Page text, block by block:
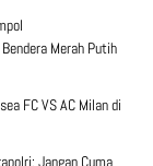
Merah Putih
FC VS AC Milan di
Jangan Cuma